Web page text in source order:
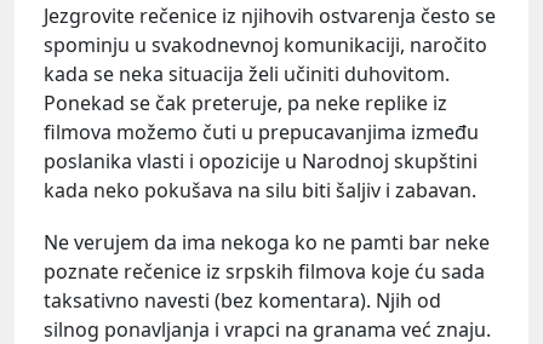
Jezgrovite rečenice iz njihovih ostvarenja često se
spominju u svakodnevnoj komunikaciji, naročito
kada se neka situacija želi učiniti duhovitom.
Ponekad se čak preteruje, pa neke replike iz
filmova možemo čuti u prepucavanjima između
poslanika vlasti i opozicije u Narodnoj skupštini
kada neko pokušava na silu biti šaljiv i zabavan.
Ne verujem da ima nekoga ko ne pamti bar neke
poznate rečenice iz srpskih filmova koje ću sada
taksativno navesti (bez komentara). Njih od
silnog ponavljanja i vrapci na granama već znaju.